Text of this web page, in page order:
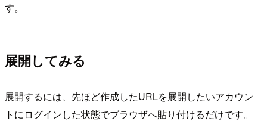
す。
展開してみる
展開するには、先ほど作成したURLを展開したいアカウン
トにログインした状態でブラウザへ貼り付けるだけです。